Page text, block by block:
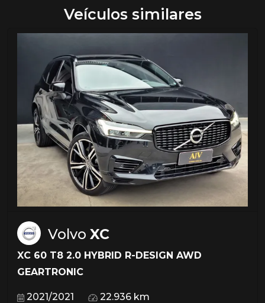
Veículos similares
Volvo XC
XC 60 T8 2.0 HYBRID R-DESIGN AWD
GEARTRONIC
2021/2021 22.936 km